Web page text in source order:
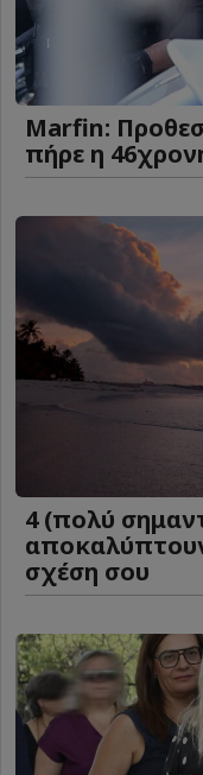
Marfin:
πήρε η
4 (πολύ
σχέση σου